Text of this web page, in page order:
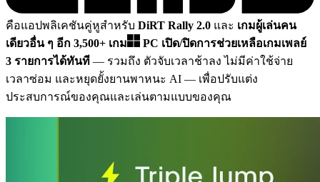
คือแอปพลิเคชันคู่หูสำหรับ DiRT Rally 2.0 และ เกมผู้เล่นคน
เดียวอื่น ๆ อีก 3,500+ เกม
PC เปิด/ปิดการช่วยเหลือเกมเพลย์
3 รายการได้ทันที — รวมถึง ตัวจับเวลาช้าลง ไม่มีค่าใช้จ่าย
เวลาซ่อม และหยุดยั้งยานพาหนะ AI — เพื่อปรับแต่ง
ประสบการณ์ของคุณและเล่นตามแบบของคุณ